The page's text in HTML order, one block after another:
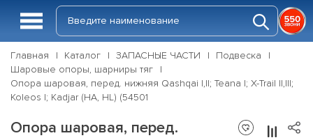
Главная Каталог ЗАПАСНЫЕ ЧАСТИ
Подвеска
Шаровые опоры, шарниры тяг
Опора шаровая, перед. нижняя Qashqai I,II; Teana I; X-Trail II,III;
Koleos I; Kadjar (HA, HL) (54501
Опора шаровая, перед.